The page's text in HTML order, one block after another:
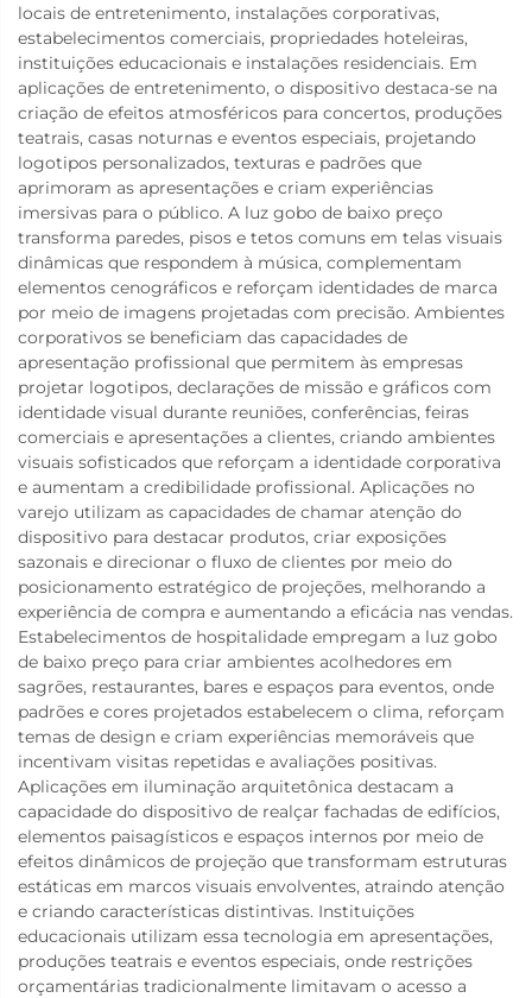
locais de entretenimento, instalações corporativas,
estabelecimentos comerciais, propriedades hoteleiras,
instituições educacionais e instalações residenciais. Em
aplicações de entretenimento, o dispositivo destaca-se na
criação de efeitos atmosféricos para concertos, produções
teatrais, casas noturnas e eventos especiais, projetando
logotipos personalizados, texturas e padrões que
aprimoram as apresentações e criam experiências
imersivas para o público. A luz gobo de baixo preço
transforma paredes, pisos e tetos comuns em telas visuais
dinâmicas que respondem à música, complementam
elementos cenográficos e reforçam identidades de marca
por meio de imagens projetadas com precisão. Ambientes
corporativos se beneficiam das capacidades de
apresentação profissional que permitem às empresas
projetar logotipos, declarações de missão e gráficos com
identidade visual durante reuniões, conferências, feiras
comerciais e apresentações a clientes, criando ambientes
visuais sofisticados que reforçam a identidade corporativa
e aumentam a credibilidade profissional. Aplicações no
varejo utilizam as capacidades de chamar atenção do
dispositivo para destacar produtos, criar exposições
sazonais e direcionar o fluxo de clientes por meio do
posicionamento estratégico de projeções, melhorando a
experiência de compra e aumentando a eficácia nas vendas.
Estabelecimentos de hospitalidade empregam a luz gobo
de baixo preço para criar ambientes acolhedores em
sagrões, restaurantes, bares e espaços para eventos, onde
padrões e cores projetados estabelecem o clima, reforçam
temas de design e criam experiências memoráveis que
incentivam visitas repetidas e avaliações positivas.
Aplicações em iluminação arquitetônica destacam a
capacidade do dispositivo de realçar fachadas de edifícios,
elementos paisagísticos e espaços internos por meio de
efeitos dinâmicos de projeção que transformam estruturas
estáticas em marcos visuais envolventes, atraindo atenção
e criando características distintivas. Instituições
educacionais utilizam essa tecnologia em apresentações,
produções teatrais e eventos especiais, onde restrições
orçamentárias tradicionalmente limitavam o acesso a